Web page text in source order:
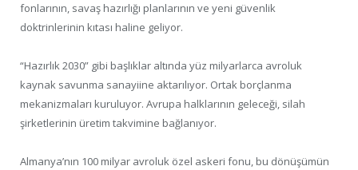
fonlarının, savaş hazırlığı planlarının ve yeni güvenlik
doktrinlerinin kıtası haline geliyor.
“Hazırlık 2030” gibi başlıklar altında yüz milyarlarca avroluk
kaynak savunma sanayiine aktarılıyor. Ortak borçlanma
mekanizmaları kuruluyor. Avrupa halklarının geleceği, silah
şirketlerinin üretim takvimine bağlanıyor.
Almanya’nın 100 milyar avroluk özel askeri fonu, bu dönüşümün